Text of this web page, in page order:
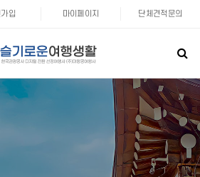
입 마이페이지 단체견적문의